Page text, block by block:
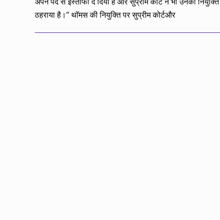
ठहराया है।’’ थॉमस की नियुक्ति पर सुप्रीम कोर्टऔर